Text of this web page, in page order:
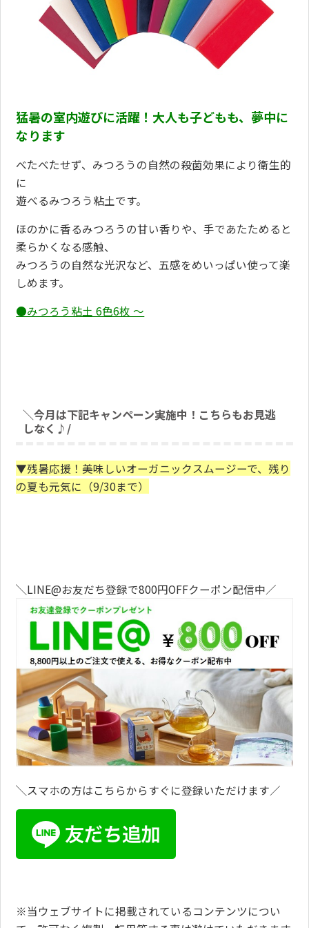
猛暑の室内遊びに活躍！大人も子どもも、夢中に
なります
べたべたせず、みつろうの自然の殺菌効果により衛生的
に
遊べるみつろう粘土です。
ほのかに香るみつろうの甘い香りや、手であたためると
柔らかくなる感触、
みつろうの自然な光沢など、五感をめいっぱい使って楽
しめます。
●みつろう粘土 6色6枚 ～
＼今月は下記キャンペーン実施中！こちらもお見逃
しなく♪/
▼残暑応援！美味しいオーガニックスムージーで、残り
の夏も元気に（9/30まで）
╲LINE@お友だち登録で800円OFFクーポン配信中／
╲スマホの方はこちらからすぐに登録いただけます／
※当ウェブサイトに掲載されているコンテンツについ